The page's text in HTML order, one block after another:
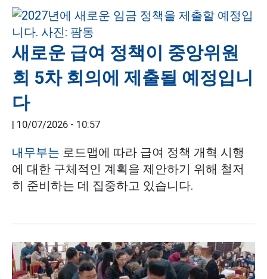
새로운 급여 정책이 중앙위원
회 5차 회의에 제출될 예정입니
다
| 10/07/2026 - 10:57
내무부는 로드맵에 따라 급여 정책 개혁 시행
에 대한 구체적인 계획을 제안하기 위해 철저
히 준비하는 데 집중하고 있습니다.